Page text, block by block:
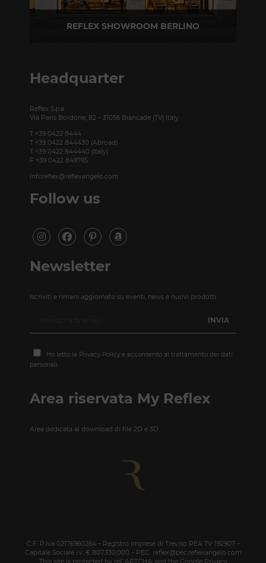
REFLEX SHOWROOM BERLINO
Headquarter
Reflex S.p.a.
Via Paris Bordone, 82 – 31056 Biancade (TV) Italy
T +39 0422 8444
T +39 0422 844430 (Abroad)
T +39 0422 844440 (Italy)
F +39 0422 849765
inforeflex@reflexangelo.com
Follow us
Newsletter
Iscriviti e rimani aggiornato su eventi, news e nuovi prodotti.
Ho letto la Privacy Policy e acconsento al trattamento dei dati
personali
Area riservata My Reflex
Area dedicata al download di file 2D e 3D
C.F. P.Iva 02176960264 – Registro imprese di Treviso REA TV-192907 –
Capitale Sociale i.v. € 807.330,000 – PEC: reflex@pec.reflexangelo.com